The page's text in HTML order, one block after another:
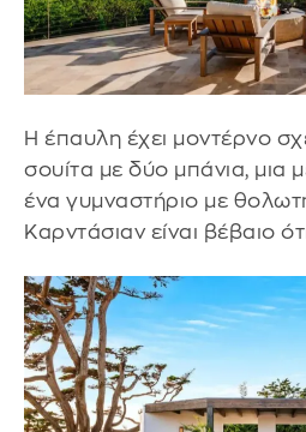
Η έπαυλη έχει μοντέρνο
σουίτα με δύο μπάνια, μια
ένα γυμναστήριο με
Καρντάσιαν είναι βέβαιο